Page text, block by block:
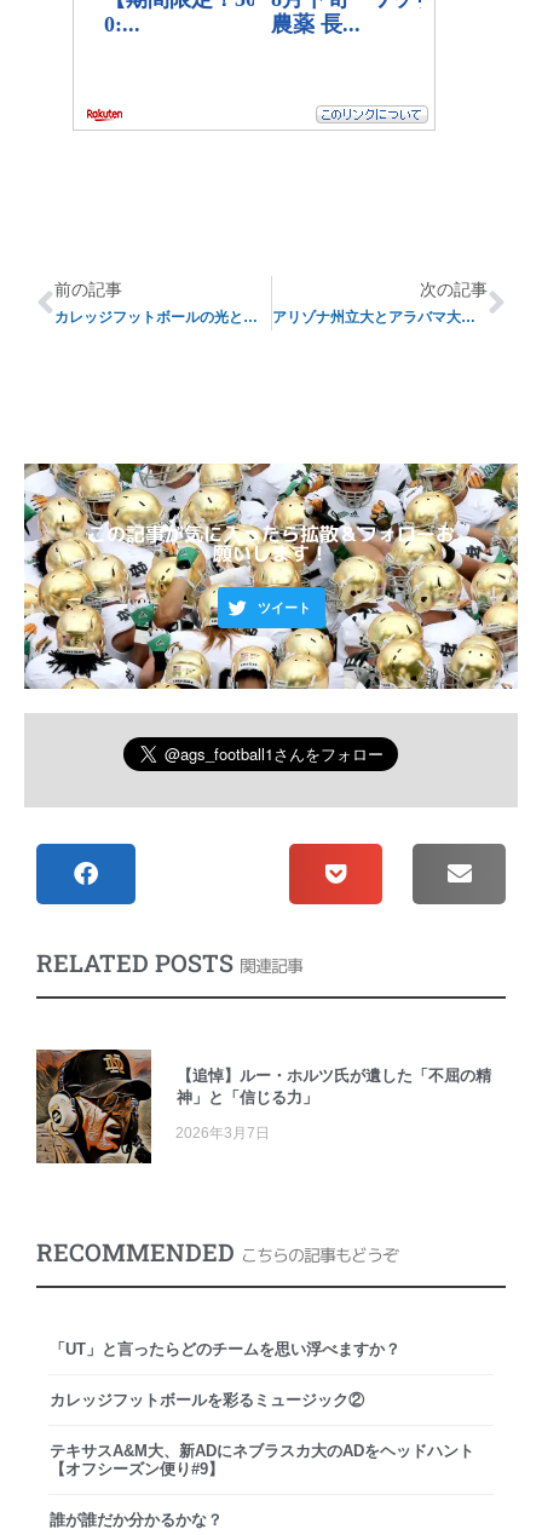
前の記事
カレッジフットボールの光と陰〜リクルート達の苦悩
次の記事
アリゾナ州立大とアラバマ大の「ホットライン」
この記事が気に入ったら拡散＆フォローお
願いします！
ツイート
RELATED POSTS 関連記事
【追悼】ルー・ホルツ氏が遺した「不屈の精
神」と「信じる力」
2026年3月7日
RECOMMENDED こちらの記事もどうぞ
「UT」と言ったらどのチームを思い浮べますか？
カレッジフットボールを彩るミュージック②
テキサスA&M大、新ADにネブラスカ大のADをヘッドハント
【オフシーズン便り#9】
誰が誰だか分かるかな？